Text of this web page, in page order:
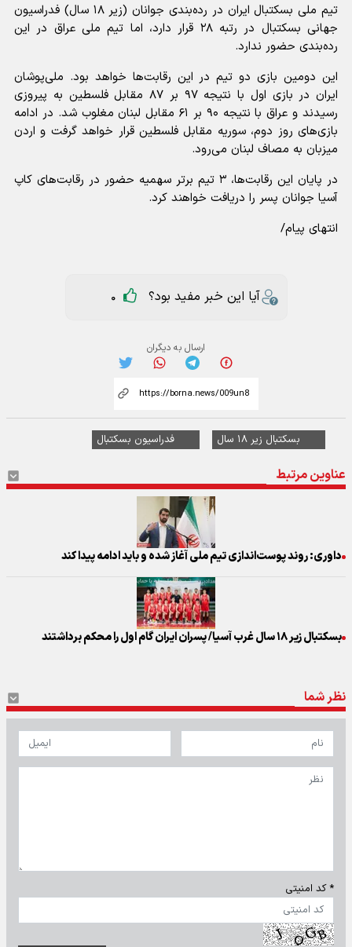
تیم ملی بسکتبال ایران در رده‌بندی جوانان (زیر ۱۸ سال) فدراسیون
جهانی بسکتبال در رتبه ۲۸ قرار دارد، اما تیم ملی عراق در این
رده‌بندی حضور ندارد.
این دومین بازی دو تیم در این رقابت‌ها خواهد بود. ملی‌پوشان
ایران در بازی اول با نتیجه ۹۷ بر ۸۷ مقابل فلسطین به پیروزی
رسیدند و عراق با نتیجه ۹۰ بر ۶۱ مقابل لبنان مغلوب شد. در ادامه
بازی‌های روز دوم، سوریه مقابل فلسطین قرار خواهد گرفت و اردن
میزبان به مصاف لبنان می‌رود.
در پایان این رقابت‌ها، ۳ تیم برتر سهمیه حضور در رقابت‌های کاپ
آسیا جوانان پسر را دریافت خواهند کرد.
انتهای پیام/
آیا این خبر مفید بود؟ 0
ارسال به دیگران
بسکتبال زیر ۱۸ سال فدراسیون بسکتبال
عناوین مرتبط
داوری: روند پوست‌اندازی تیم ملی آغاز شده و باید ادامه پیدا کند
بسکتبال زیر ۱۸ سال غرب آسیا/ پسران ایران گام اول را محکم برداشتند
نظر شما
* کد امنیتی